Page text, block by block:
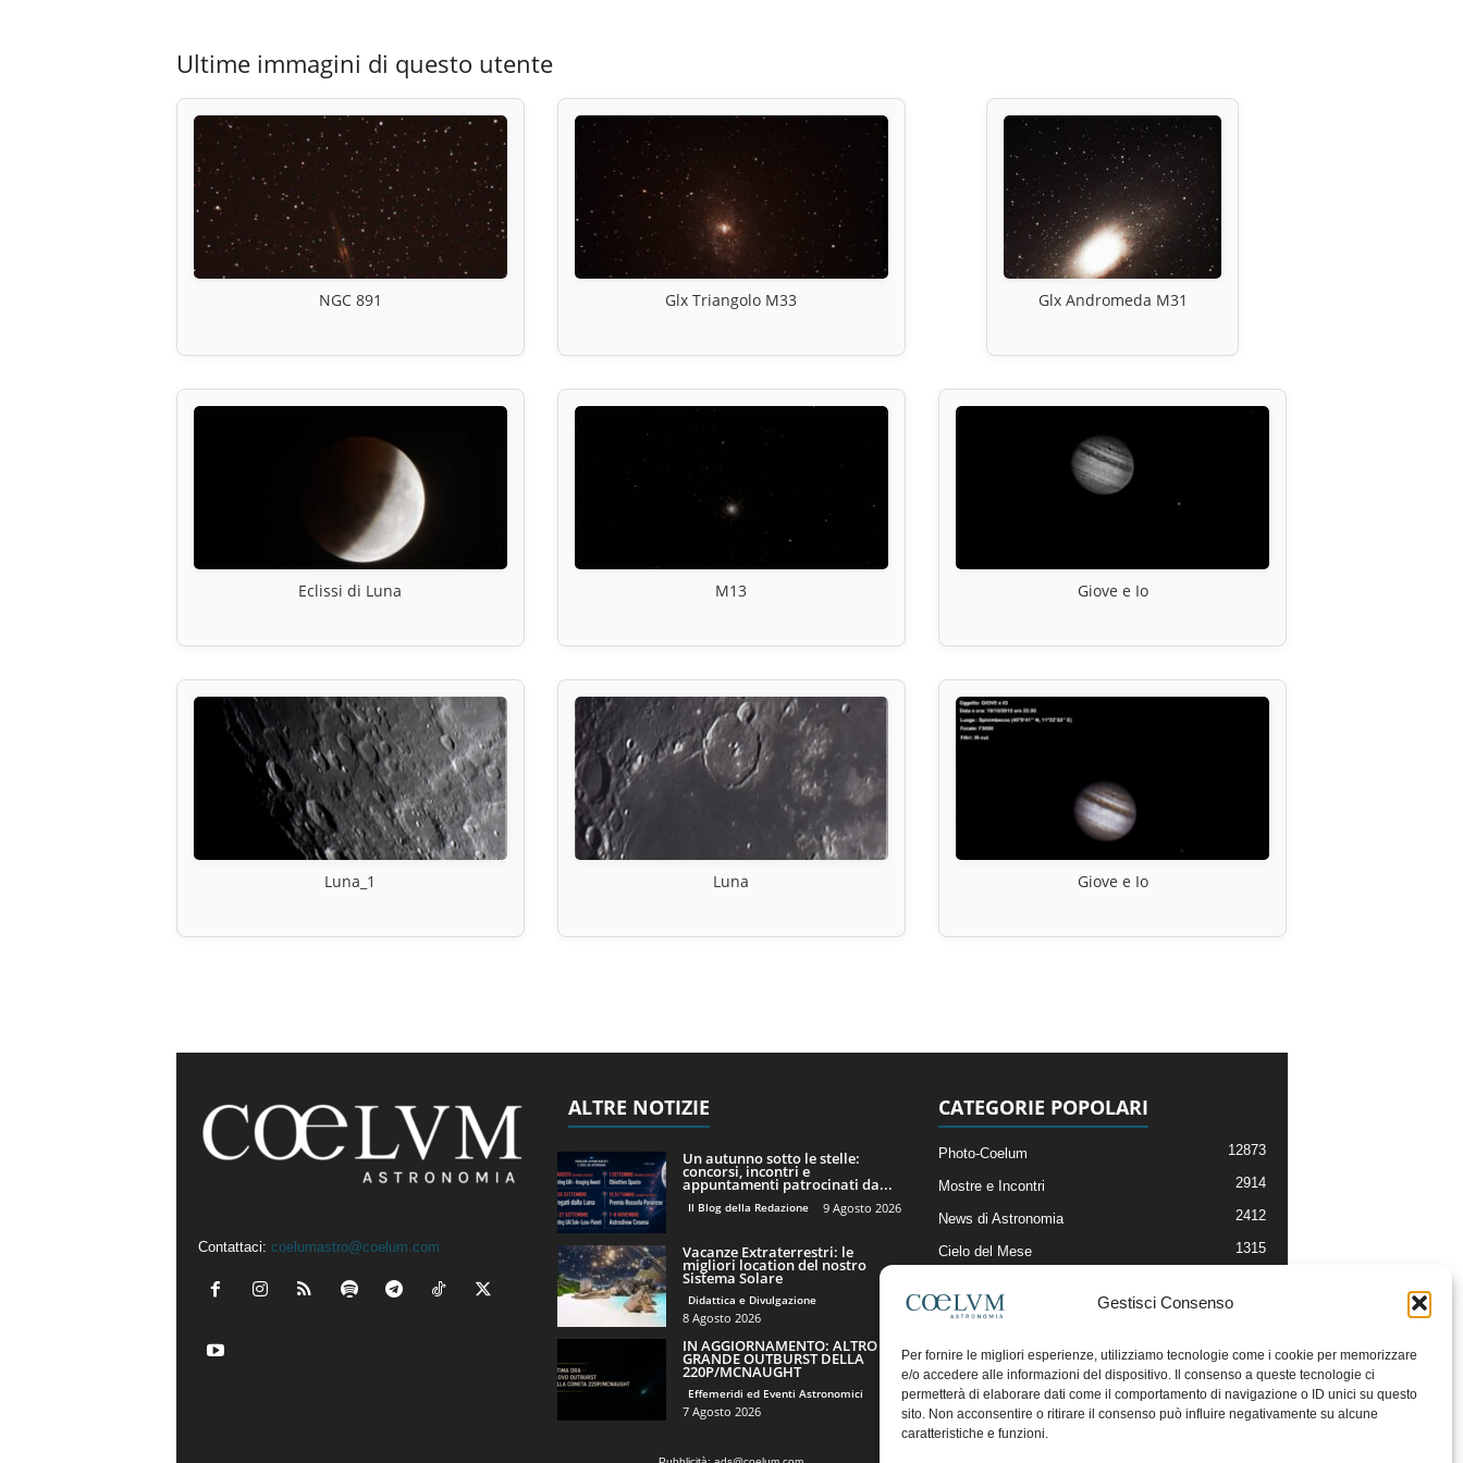
Gestisci Consenso
Per fornire le migliori esperienze, utilizziamo tecnologie come i cookie per memorizzare
e/o accedere alle informazioni del dispositivo. Il consenso a queste tecnologie ci
permetterà di elaborare dati come il comportamento di navigazione o ID unici su questo
sito. Non acconsentire o ritirare il consenso può influire negativamente su alcune
caratteristiche e funzioni.
Ultime immagini di questo utente
NGC 891 Glx Triangolo M33 Glx Andromeda M31
Eclissi di Luna M13 Giove e Io
Luna_1 Luna Giove e Io
Contattaci: coelumastro@coelum.com
ALTRE NOTIZIE
Un autunno sotto le stelle:
concorsi, incontri e
appuntamenti patrocinati da...
Il Blog della Redazione 9 Agosto 2026
Vacanze Extraterrestri: le
migliori location del nostro
Sistema Solare
Didattica e Divulgazione
8 Agosto 2026
IN AGGIORNAMENTO: ALTRO
GRANDE OUTBURST DELLA
220P/MCNAUGHT
Effemeridi ed Eventi Astronomici
7 Agosto 2026
CATEGORIE POPOLARI
Photo-Coelum 12873
Mostre e Incontri 2914
News di Astronomia 2412
Cielo del Mese 1315
Articoli e Risorse On-Line
Il Blog della Redazione